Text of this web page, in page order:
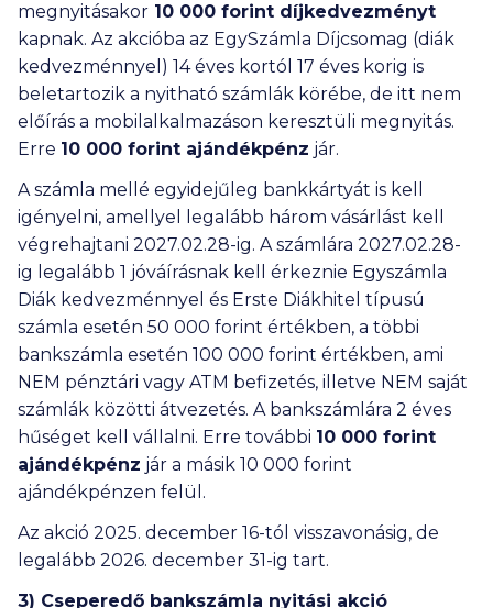
megnyitásakor 10 000 forint díjkedvezményt
kapnak. Az akcióba az EgySzámla Díjcsomag (diák
kedvezménnyel) 14 éves kortól 17 éves korig is
beletartozik a nyitható számlák körébe, de itt nem
előírás a mobilalkalmazáson keresztüli megnyitás.
Erre 10 000 forint ajándékpénz jár.
A számla mellé egyidejűleg bankkártyát is kell
igényelni, amellyel legalább három vásárlást kell
végrehajtani 2027.02.28-ig. A számlára 2027.02.28-
ig legalább 1 jóváírásnak kell érkeznie Egyszámla
Diák kedvezménnyel és Erste Diákhitel típusú
számla esetén 50 000 forint értékben, a többi
bankszámla esetén 100 000 forint értékben, ami
NEM pénztári vagy ATM befizetés, illetve NEM saját
számlák közötti átvezetés. A bankszámlára 2 éves
hűséget kell vállalni. Erre további 10 000 forint
ajándékpénz jár a másik 10 000 forint
ajándékpénzen felül.
Az akció 2025. december 16-tól visszavonásig, de
legalább 2026. december 31-ig tart.
3) Cseperedő bankszámla nyitási akció